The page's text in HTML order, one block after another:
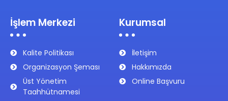
İşlem Merkezi
Kalite Politikası
Organizasyon Şeması
Üst Yönetim
Taahhütnamesi
Kurumsal
İletişim
Hakkımızda
Online Başvuru